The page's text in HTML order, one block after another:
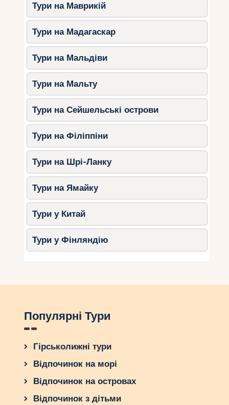
Тури на Маврикій
Тури на Мадагаскар
Тури на Мальдіви
Тури на Мальту
Тури на Сейшельські острови
Тури на Філіппіни
Тури на Шрі-Ланку
Тури на Ямайку
Тури у Китай
Тури у Фінляндію
Популярні Тури
Гірськолижні тури
Відпочинок на морі
Відпочинок на островах
Відпочинок з дітьми